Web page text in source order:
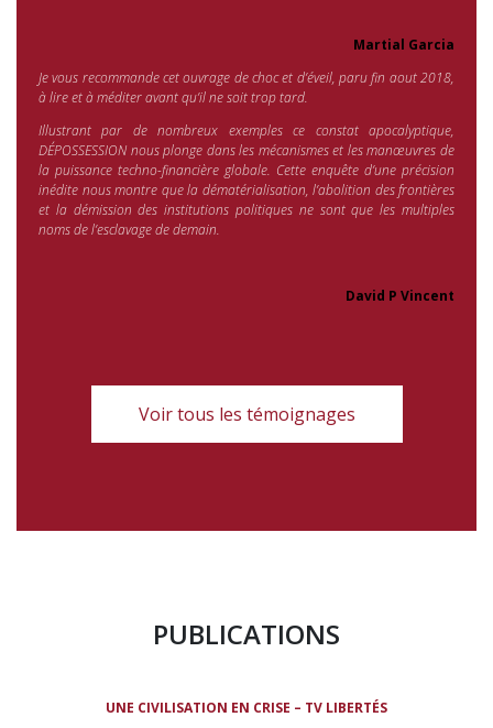
Martial Garcia
Je vous recommande cet ouvrage de choc et d’éveil, paru fin aout 2018,
à lire et à méditer avant qu’il ne soit trop tard.
Illustrant par de nombreux exemples ce constat apocalyptique,
DÉPOSSESSIONnous plonge dans les mécanismes et les manœuvres de
la puissance techno-financière globale. Cette enquête d’une précision
inédite nous montre que la dématérialisation, l’abolition des frontières
et la démission des institutions politiques ne sont que les multiples
noms de l’esclavage de demain.
David P Vincent
Voir tous les témoignages
PUBLICATIONS
UNE CIVILISATION EN CRISE – TV LIBERTÉS